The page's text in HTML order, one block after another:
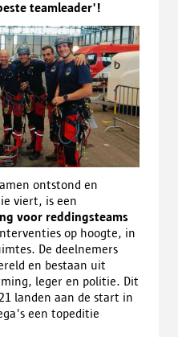
teamleader'!
ontstond en
viert, is een
voor reddingsteams
op hoogte, in
De deelnemers
en bestaan uit
leger en politie. Dit
landen aan de start in
een topeditie